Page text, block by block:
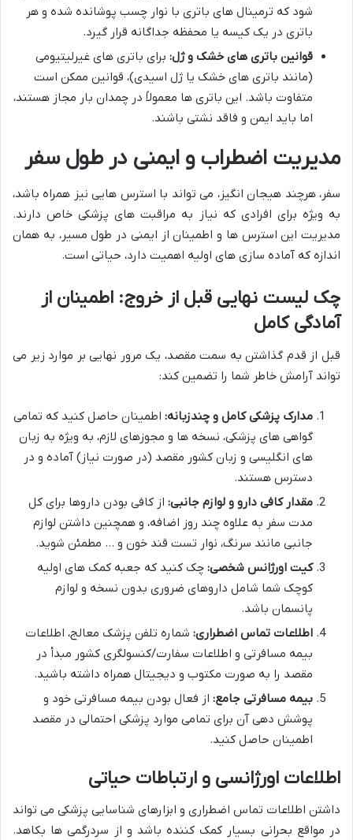
شود که ترمینال های باتری با نوار چسب پوشانده شده و هر
باتری در یک کیسه یا محفظه جداگانه قرار گیرد.
قوانین باتری های خشک و ژل: برای باتری های غیرلیتیومی
(مانند باتری های خشک یا ژل اسیدی)، قوانین ممکن است
متفاوت باشد. این باتری ها معمولاً در چمدان بار مجاز هستند،
اما باید ایمن و فاقد نشتی باشند.
مدیریت اضطراب و ایمنی در طول سفر
سفر، هرچند هیجان انگیز، می تواند با استرس هایی نیز همراه باشد،
به ویژه برای افرادی که نیاز به مراقبت های پزشکی خاص دارند.
مدیریت این استرس ها و اطمینان از ایمنی در طول مسیر، به همان
اندازه که آماده سازی های اولیه اهمیت دارد، حیاتی است.
چک لیست نهایی قبل از خروج: اطمینان از
آمادگی کامل
قبل از قدم گذاشتن به سمت مقصد، یک مرور نهایی بر موارد زیر می
تواند آرامش خاطر شما را تضمین کند:
مدارک پزشکی کامل و چندزبانه: اطمینان حاصل کنید که تمامی
گواهی های پزشکی، نسخه ها و مجوزهای لازم، به ویژه به زبان
های انگلیسی و زبان کشور مقصد (در صورت نیاز) آماده و در
دسترس هستند.
مقدار کافی دارو و لوازم جانبی: از کافی بودن داروها برای کل
مدت سفر به علاوه چند روز اضافه، و همچنین داشتن لوازم
جانبی مانند سرنگ، نوار تست قند خون و … مطمئن شوید.
کیت اورژانس شخصی: چک کنید که جعبه کمک های اولیه
کوچک شما شامل داروهای ضروری بدون نسخه و لوازم
پانسمان باشد.
اطلاعات تماس اضطراری: شماره تلفن پزشک معالج، اطلاعات
بیمه مسافرتی و اطلاعات سفارت/کنسولگری کشور مبدأ در
مقصد را به صورت مکتوب و دیجیتال همراه داشته باشید.
بیمه مسافرتی جامع: از فعال بودن بیمه مسافرتی خود و
پوشش دهی آن برای تمامی موارد پزشکی احتمالی در مقصد
اطمینان حاصل کنید.
اطلاعات اورژانسی و ارتباطات حیاتی
داشتن اطلاعات تماس اضطراری و ابزارهای شناسایی پزشکی می تواند
در مواقع بحرانی بسیار کمک کننده باشد و از سردرگمی ها بکاهد.